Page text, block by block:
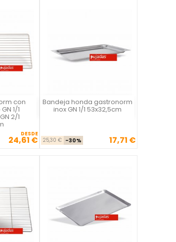
con
1/1
2/1
base
Precio
DESDE
24,61 €
 Bandeja honda gastronorm
inox GN 1/1 53x32,5cm
Precio base
25,30 € -30% Precio
17,71 €

Vista rápida